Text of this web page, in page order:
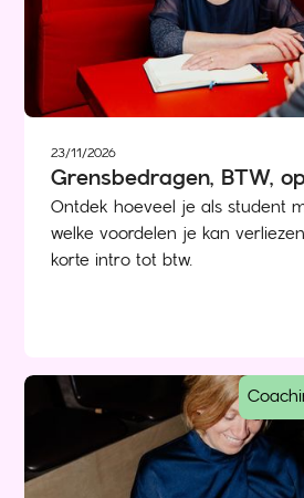
23/11/2026
Grensbedragen, BTW,
Ontdek hoeveel je als student
welke voordelen je kan
korte intro tot btw.